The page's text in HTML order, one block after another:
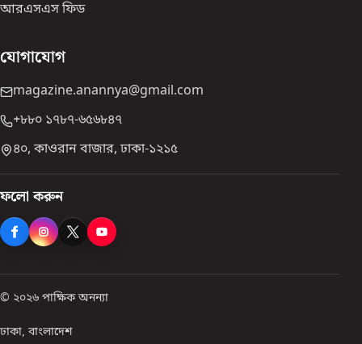
আরএসএস ফিড
যোগাযোগ
magazine.anannya@gmail.com
+৮৮০ ১৭৮৭-৬৫৬৮৪৭
৪০, কাওরান বাজার, ঢাকা-১২১৫
ফলো করুন
© ২০২৬ পাক্ষিক অনন্যা
ঢাকা, বাংলাদেশ